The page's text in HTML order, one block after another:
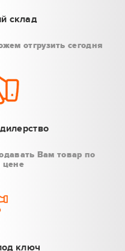
склад
отгрузить сегодня
Вам товар по
цене
ключ